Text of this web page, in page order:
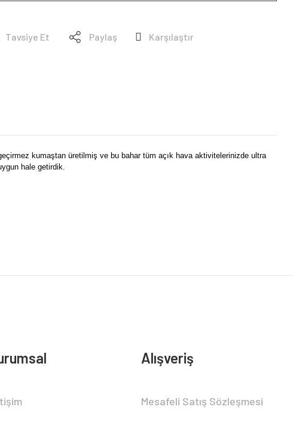
Tavsiye Et Paylaş Karşılaştır
kumaştan üretilmiş ve bu bahar tüm açık hava aktivitelerinizde ultra
hale getirdik.
Alışveriş
Mesafeli Satış Sözleşmesi